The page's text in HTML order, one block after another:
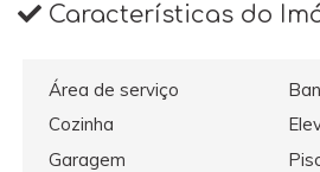
Características do
Área de serviço
Cozinha
Garagem